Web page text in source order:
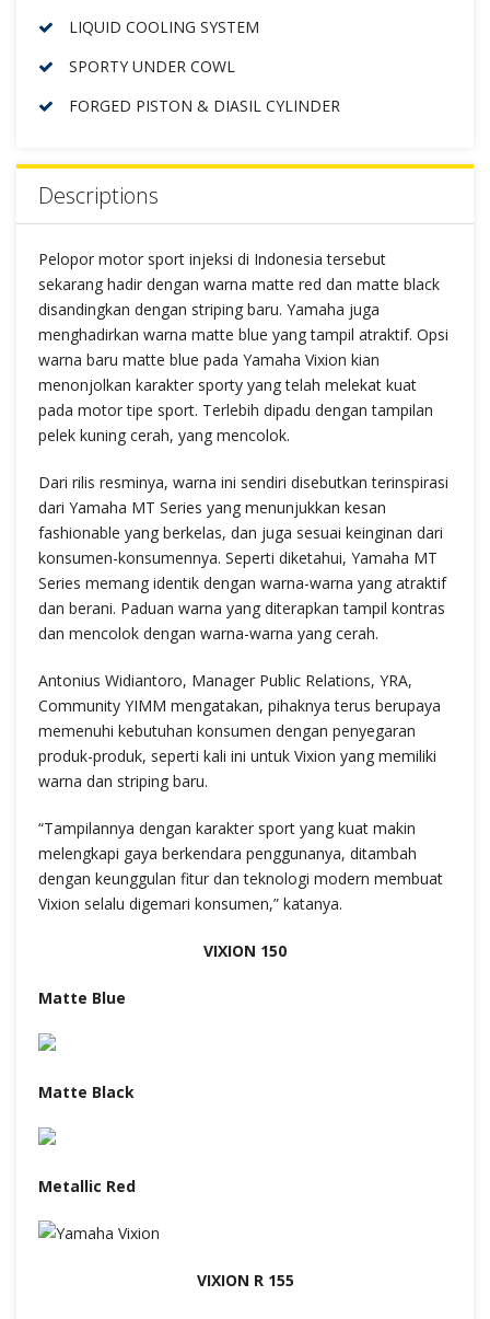
LIQUID COOLING SYSTEM
SPORTY UNDER COWL
FORGED PISTON & DIASIL CYLINDER
Descriptions
Pelopor motor sport injeksi di Indonesia tersebut
sekarang hadir dengan warna matte red dan matte black
disandingkan dengan striping baru. Yamaha juga
menghadirkan warna matte blue yang tampil atraktif. Opsi
warna baru matte blue pada Yamaha Vixion kian
menonjolkan karakter sporty yang telah melekat kuat
pada motor tipe sport. Terlebih dipadu dengan tampilan
pelek kuning cerah, yang mencolok.
Dari rilis resminya, warna ini sendiri disebutkan terinspirasi
dari Yamaha MT Series yang menunjukkan kesan
fashionable yang berkelas, dan juga sesuai keinginan dari
konsumen-konsumennya. Seperti diketahui, Yamaha MT
Series memang identik dengan warna-warna yang atraktif
dan berani. Paduan warna yang diterapkan tampil kontras
dan mencolok dengan warna-warna yang cerah.
Antonius Widiantoro, Manager Public Relations, YRA,
Community YIMM mengatakan, pihaknya terus berupaya
memenuhi kebutuhan konsumen dengan penyegaran
produk-produk, seperti kali ini untuk Vixion yang memiliki
warna dan striping baru.
“Tampilannya dengan karakter sport yang kuat makin
melengkapi gaya berkendara penggunanya, ditambah
dengan keunggulan fitur dan teknologi modern membuat
Vixion selalu digemari konsumen,” katanya.
VIXION 150
Matte Blue
Matte Black
Metallic Red
VIXION R 155